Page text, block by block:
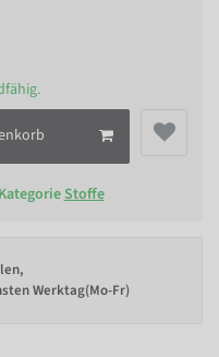
Stoffe
Werktag(Mo-Fr)